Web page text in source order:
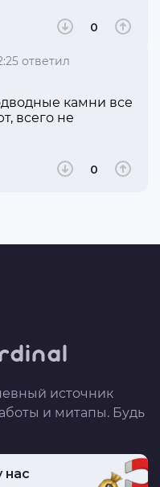
0
ответил
камни все
всего не
0
источник
и митапы. Будь
нас